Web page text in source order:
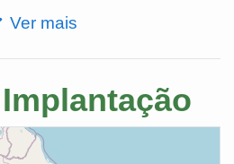
Ver mais